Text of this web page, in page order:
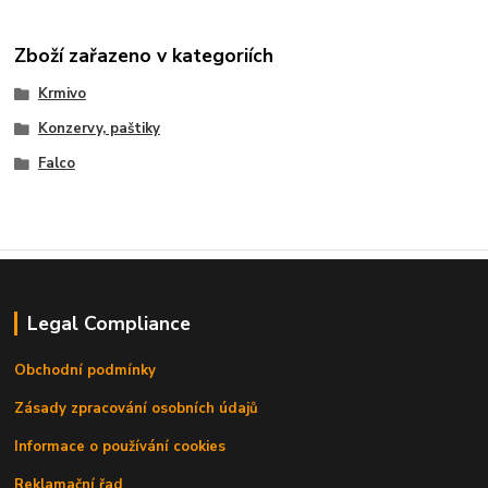
Zboží zařazeno v kategoriích
Krmivo
Konzervy, paštiky
Falco
Legal Compliance
Obchodní podmínky
Zásady zpracování osobních údajů
Informace o používání cookies